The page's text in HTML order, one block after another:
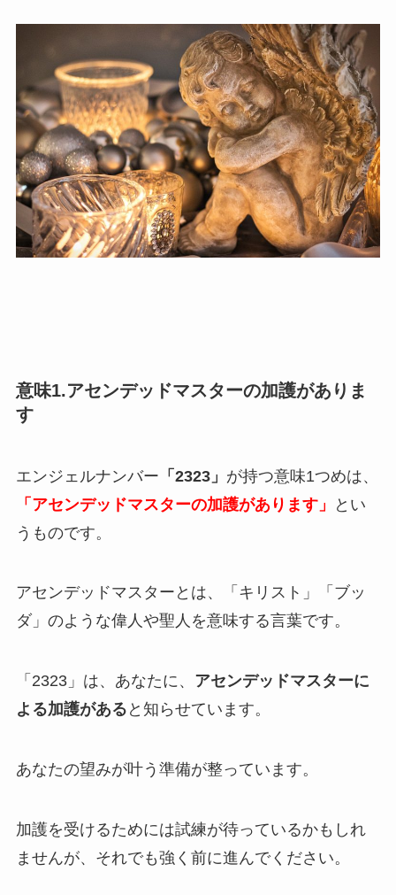
意味1.アセンデッドマスターの加護がありま
す
エンジェルナンバー 「2323」 が持つ意味1つめは、
「アセンデッドマスターの加護があります」
とい
うものです。
アセンデッドマスターとは、「キリスト」「ブッ
ダ」のような偉人や聖人を意味する言葉です。
「2323」は、あなたに、 アセンデッドマスターに
よる加護がある と知らせています。
あなたの望みが叶う準備が整っています。
加護を受けるためには試練が待っているかもしれ
ませんが、それでも強く前に進んでください。